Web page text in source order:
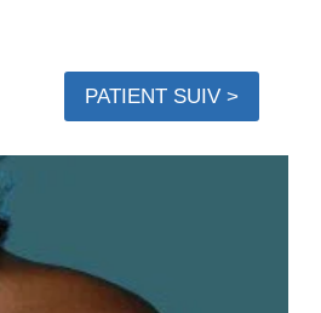
PATIENT SUIV >